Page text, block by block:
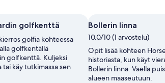
golfkenttä
golfia kohteessa
golfkentällä
golfkenttä. Kuljeksi
tai käy tutkimassa sen
Bollerin linna
10.0/10 (1 arvostelu)
Opit lisää kohteen
historiasta, kun käyt
Bollerin linna. Vaella
alueen maaseutuun.